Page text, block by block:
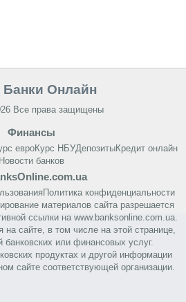
Банки Онлайн
Все права защищены
Финансы
евроКурс НБУДепозитыКредит онлайн
Новости банков
Политика конфиденциальности
материалов сайта разрешается
ссылки на www.banksonline.com.ua.
сайте, в том числе на этой странице,
банковских или финансовых услуг.
продуктах и другой информации
сайте соответствующей организации.